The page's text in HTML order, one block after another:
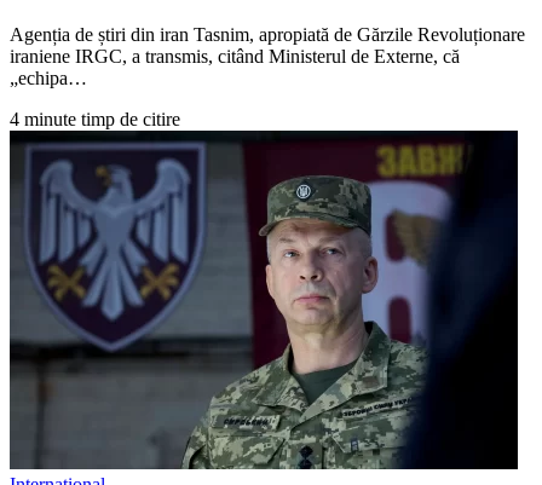
Agenția de știri din iran Tasnim, apropiată de Gărzile Revoluționare
iraniene IRGC, a transmis, citând Ministerul de Externe, că
„echipa…
4 minute timp de citire